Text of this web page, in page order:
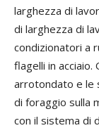
larghezza di
di larghezza di
condizionatori a
flagelli in
arrotondato e le
di foraggio sulla
con il sistema di